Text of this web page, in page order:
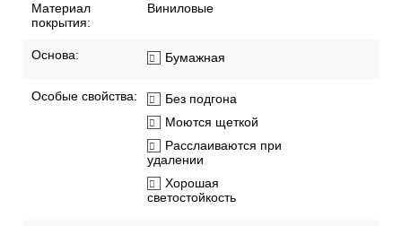
Материал
покрытия:
Виниловые
Основа: Бумажная
Особые свойства:
Без подгона
Моются щеткой
Расслаиваются при
удалении
Хорошая
светостойкость